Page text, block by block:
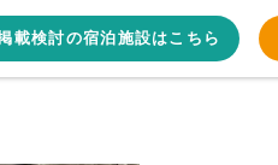
載検討の宿泊施設はこちら